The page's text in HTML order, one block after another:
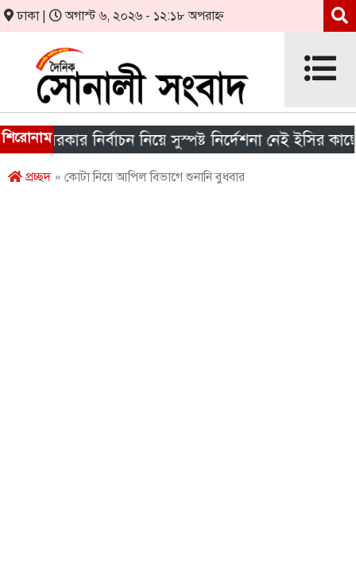
ঢাকা | অগাস্ট ৬, ২০২৬ - ১২:১৮ অপরাহ্ন
শিরোনাম
সরকার নির্বাচন নিয়ে সুস্পষ্ট নির্দেশনা নেই ইসির কাছে
প্রচ্ছদ» কোটা নিয়ে আপিল বিভাগে শুনানি বুধবার